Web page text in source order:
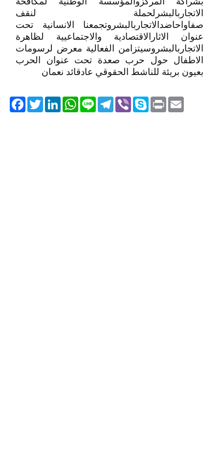
الاتجاربالبشرلحملة لنقف
صفاواحاضدالاتجاربالبشروتجمعنا الانسانية تحت
عنوان الاثارالاقتصادية والاجتماعيية لظاهرة
الاتجاربالبشروسيتزامن الفعالية معرض لرسومات
الاطفال حول حرب صعدة تحت عنوان الحرب
بعيون بريئة للناشط الحقوقي عادقائد نعمان
TwitterLinkedIn
WhatsApp Line
Telegram ViberSkype PrintEmail